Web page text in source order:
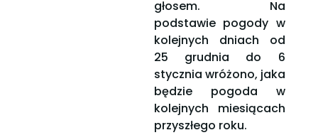
głosem. Na
podstawie pogody w
kolejnych dniach od
25 grudnia do 6
stycznia wróżono, jaka
będzie pogoda w
kolejnych miesiącach
przyszłego roku.